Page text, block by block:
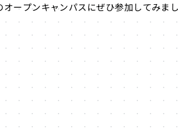
ープンキャンパスにぜひ参加してみ